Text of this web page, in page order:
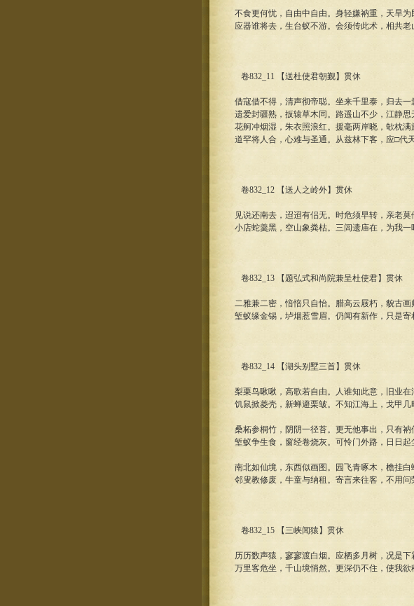
不食更何忧，自由中自由。身轻嫌衲重，天旱为
应器谁将去，生台蚁不游。会须传此术，相共老
卷832_11 【送杜使君朝觐】贯休
借寇借不得，清声彻帝聪。坐来千里泰，归去一
遗爱封疆熟，扳辕草木同。路遥山不少，江静思
花舸冲烟湿，朱衣照浪红。援毫两岸晓，欹枕满
道罕将人合，心难与圣通。从兹林下客，应□代天
卷832_12 【送人之岭外】贯休
见说还南去，迢迢有侣无。时危须早转，亲老莫
小店蛇羹黑，空山象粪枯。三闾遗庙在，为我一
卷832_13 【题弘式和尚院兼呈杜使君】贯休
二雅兼二密，愔愔只自怡。腊高云屐朽，貌古画
堑蚁缘金锡，垆烟惹雪眉。仍闻有新作，只是寄
卷832_14 【湖头别墅三首】贯休
梨栗鸟啾啾，高歌若自由。人谁知此意，旧业在
饥鼠掀菱壳，新蝉避栗皱。不知江海上，戈甲几
桑柘参桐竹，阴阴一径苔。更无他事出，只有衲
堑蚁争生食，窗经卷烧灰。可怜门外路，日日起
南北如仙境，东西似画图。园飞青啄木，檐挂白
邻叟教修废，牛童与纳租。寄言来往客，不用问
卷832_15 【三峡闻猿】贯休
历历数声猿，寥寥渡白烟。应栖多月树，况是下
万里客危坐，千山境悄然。更深仍不住，使我欲